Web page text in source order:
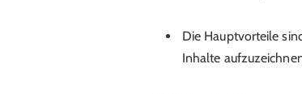
Die Hauptvorteile
Inhalte